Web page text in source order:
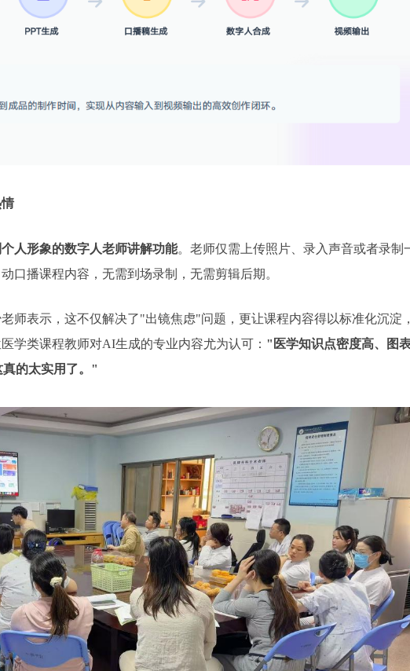
人形象的数字人老师讲解功能。老师仅需上传照片、录入声音或者录制
口播课程内容，无需到场录制，无需剪辑后期。
师表示，这不仅解决了"出镜焦虑"问题，更让课程内容得以标准化沉淀
学类课程教师对AI生成的专业内容尤为认可： "医学知识点密度高、图
的太实用了。"